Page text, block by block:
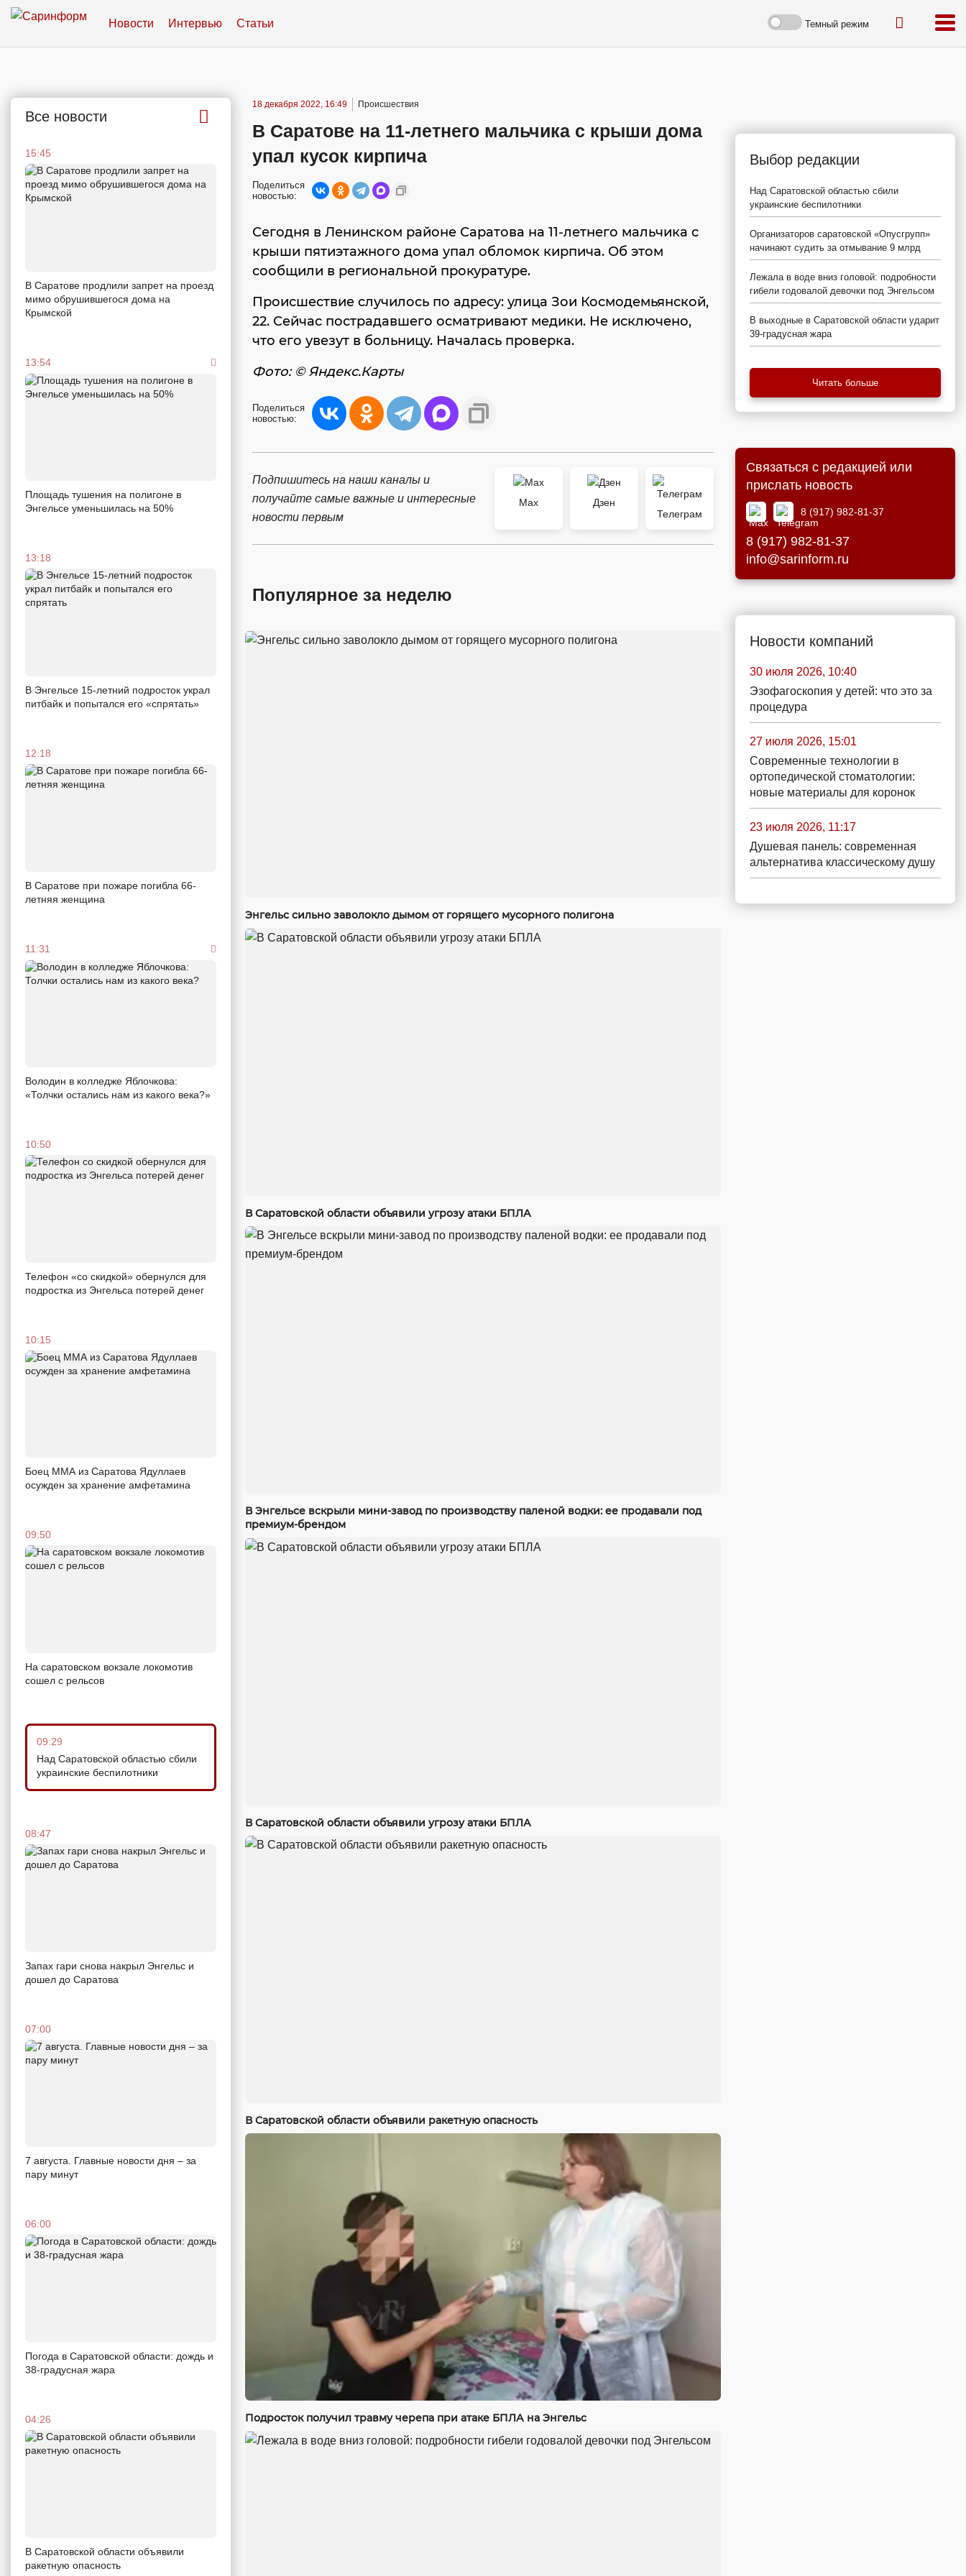
Новости Интервью Статьи Темный режим
Все новости
15:45
В Саратове продлили запрет на проезд
мимо обрушившегося дома на
Крымской
13:54
Площадь тушения на полигоне в
Энгельсе уменьшилась на 50%
13:18
В Энгельсе 15-летний подросток украл
питбайк и попытался его «спрятать»
12:18
В Саратове при пожаре погибла 66-
летняя женщина
11:31
Володин в колледже Яблочкова:
«Толчки остались нам из какого века?»
10:50
Телефон «со скидкой» обернулся для
подростка из Энгельса потерей денег
10:15
Боец ММА из Саратова Ядуллаев
осужден за хранение амфетамина
09:50
На саратовском вокзале локомотив
сошел с рельсов
09:29
Над Саратовской областью сбили
украинские беспилотники
08:47
Запах гари снова накрыл Энгельс и
дошел до Саратова
07:00
7 августа. Главные новости дня – за
пару минут
06:00
Погода в Саратовской области: дождь и
38-градусная жара
04:26
В Саратовской области объявили
ракетную опасность
18 декабря 2022, 16:49 Происшествия
В Саратове на 11-летнего мальчика с крыши дома
упал кусок кирпича
Поделиться
новостью:
Сегодня в Ленинском районе Саратова на 11-летнего мальчика с
крыши пятиэтажного дома упал обломок кирпича. Об этом
сообщили в региональной прокуратуре.
Происшествие случилось по адресу: улица Зои Космодемьянской,
22. Сейчас пострадавшего осматривают медики. Не исключено,
что его увезут в больницу. Началась проверка.
Фото: © Яндекс.Карты
Поделиться
новостью:
Подпишитесь на наши каналы и
получайте самые важные и интересные
новости первым
Max
Дзен
Телеграм
Популярное за неделю
Энгельс сильно заволокло дымом от горящего мусорного полигона
В Саратовской области объявили угрозу атаки БПЛА
В Энгельсе вскрыли мини-завод по производству паленой водки: ее продавали под
премиум-брендом
В Саратовской области объявили угрозу атаки БПЛА
В Саратовской области объявили ракетную опасность
Подросток получил травму черепа при атаке БПЛА на Энгельс
Выбор редакции
Над Саратовской областью сбили
украинские беспилотники
Организаторов саратовской «Опусгрупп»
начинают судить за отмывание 9 млрд
Лежала в воде вниз головой: подробности
гибели годовалой девочки под Энгельсом
В выходные в Саратовской области ударит
39-градусная жара
Читать больше
Связаться с редакцией или
прислать новость
8 (917) 982-81-37
8 (917) 982-81-37
info@sarinform.ru
Новости компаний
30 июля 2026, 10:40
Эзофагоскопия у детей: что это за
процедура
27 июля 2026, 15:01
Современные технологии в
ортопедической стоматологии:
новые материалы для коронок
23 июля 2026, 11:17
Душевая панель: современная
альтернатива классическому душу